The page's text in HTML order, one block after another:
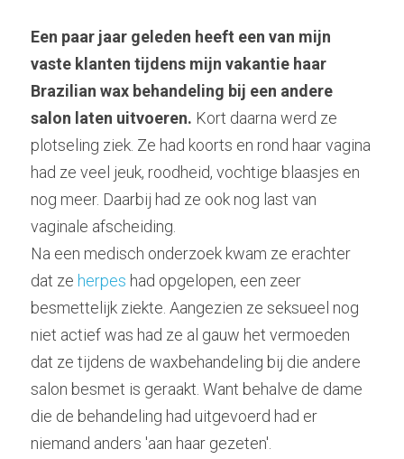
Een paar jaar geleden heeft een van mijn
vaste klanten tijdens mijn vakantie haar
Brazilian wax behandeling bij een andere
salon laten uitvoeren. Kort daarna werd ze
plotseling ziek. Ze had koorts en rond haar vagina
had ze veel jeuk, roodheid, vochtige blaasjes en
nog meer. Daarbij had ze ook nog last van
vaginale afscheiding.
Na een medisch onderzoek kwam ze erachter
dat ze herpes had opgelopen, een zeer
besmettelijk ziekte. Aangezien ze seksueel nog
niet actief was had ze al gauw het vermoeden
dat ze tijdens de waxbehandeling bij die andere
salon besmet is geraakt. Want behalve de dame
die de behandeling had uitgevoerd had er
niemand anders 'aan haar gezeten'.